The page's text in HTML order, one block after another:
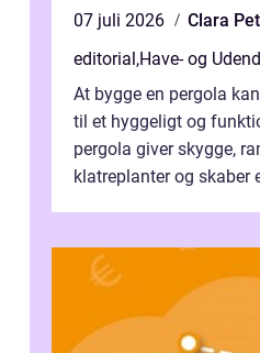
07 juli 2026
Clara
editorial ,Have- og
At bygge en pergola
til et hyggeligt og
pergola giver skygge,
klatreplanter og skaber